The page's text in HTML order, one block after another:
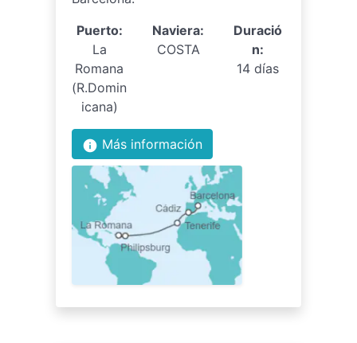
Puerto:
La
Romana
(R.Domin
icana)
Naviera:
COSTA
Duració
n:
14 días
info Más información